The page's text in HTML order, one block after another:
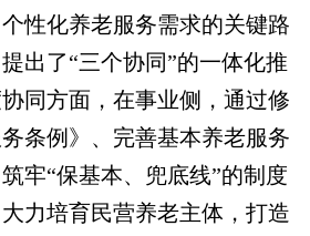
性化养老服务需求的关键路
出了“三个协同”的一体化推
同方面，在事业侧，通过修
条例》、完善基本养老服务
牢“保基本、兜底线”的制度
力培育民营养老主体，打造